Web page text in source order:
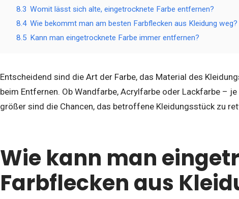
8.3 Womit lässt sich alte, eingetrocknete Farbe entfernen?
8.4 Wie bekommt man am besten Farbflecken aus Kleidung weg?
8.5 Kann man eingetrocknete Farbe immer entfernen?
Entscheidend sind die Art der Farbe, das Material des
beim Entfernen. Ob Wandfarbe, Acrylfarbe oder Lackfarbe –
größer sind die Chancen, das betroffene Kleidungsstück zu
Wie kann man
Farbflecken aus